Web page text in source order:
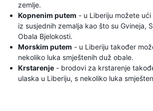
zemlje.
Kopnenim putem - u Liberiju možete
iz susjednih zemalja kao što su Gvineja,
Obala Bjelokosti.
Morskim putem - u Liberiju također
nekoliko luka smještenih duž obale.
Krstarenje - brodovi za krstarenje
ulaska u Liberiju, s nekoliko luka